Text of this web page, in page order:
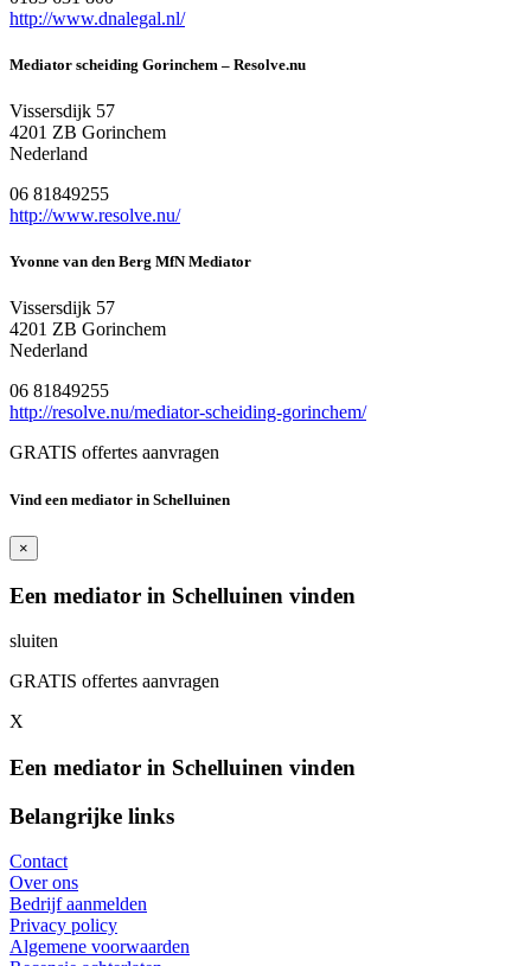
http://www.dnalegal.nl/
Mediator scheiding Gorinchem – Resolve.nu
Vissersdijk 57
4201 ZB Gorinchem
Nederland
06 81849255
http://www.resolve.nu/
Yvonne van den Berg MfN Mediator
Vissersdijk 57
4201 ZB Gorinchem
Nederland
06 81849255
http://resolve.nu/mediator-scheiding-gorinchem/
GRATIS offertes aanvragen
Vind een mediator in Schelluinen
×
Een mediator in Schelluinen vinden
sluiten
GRATIS offertes aanvragen
X
Een mediator in Schelluinen vinden
Belangrijke links
Contact
Over ons
Bedrijf aanmelden
Privacy policy
Algemene voorwaarden